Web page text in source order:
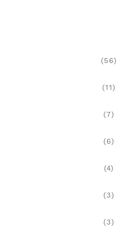
(56)
(11)
(7)
(6)
(4)
(3)
(3)